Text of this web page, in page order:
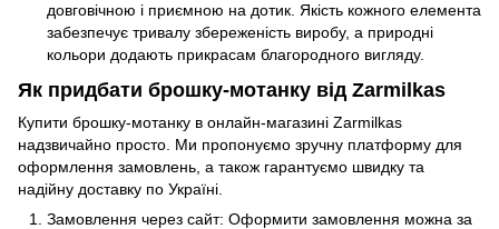
довговічною і приємною на дотик. Якість кожного елемента
забезпечує тривалу збереженість виробу, а природні
кольори додають прикрасам благородного вигляду.
Як придбати брошку-мотанку від Zarmilkas
Купити брошку-мотанку в онлайн-магазині Zarmilkas
надзвичайно просто. Ми пропонуємо зручну платформу для
оформлення замовлень, а також гарантуємо швидку та
надійну доставку по Україні.
Замовлення через сайт: Оформити замовлення можна за